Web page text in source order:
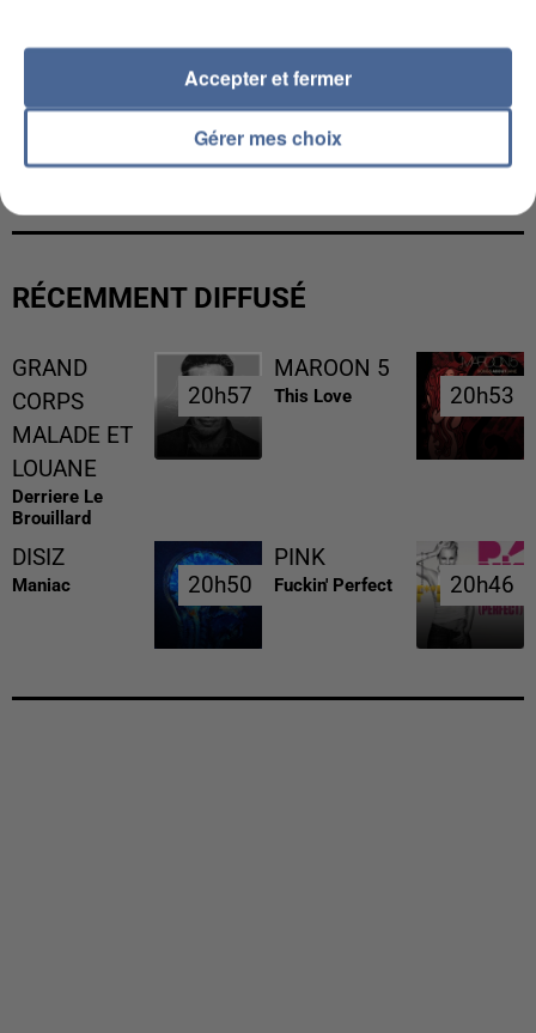
LES FRANÇAIS, FANS DE LA FLEMME
RÉCEMMENT DIFFUSÉ
GRAND
CORPS
MALADE ET
LOUANE
Derriere Le
Brouillard
20h57
20h57
MAROON 5
This Love 20h53
20h53
DISIZ
Maniac 20h50
20h50
PINK
Fuckin' Perfect 20h46
20h46
Gérer mes choix
Accepter et fermer